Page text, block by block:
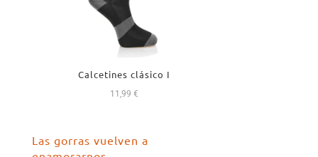
Calcetines clásico I
11,99 €
Las gorras vuelven a